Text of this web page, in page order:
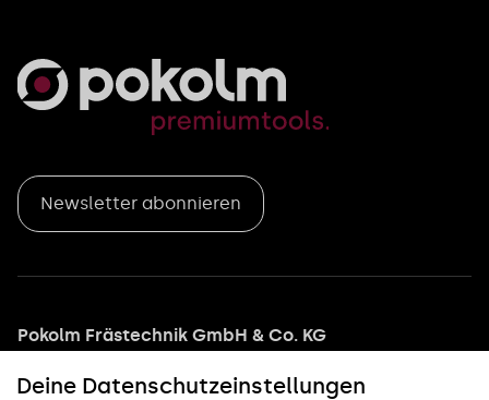
Deine Datenschutz­einstellungen
Newsletter abonnieren
Pokolm Frästechnik GmbH & Co. KG
Adam-Opel-Straße 5